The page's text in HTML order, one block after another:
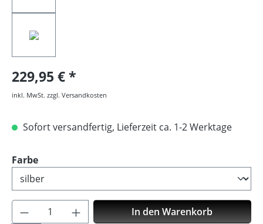
229,95 €
inkl. MwSt. zzgl. Versandkosten
Sofort versandfertig, Lieferzeit ca. 1-2 Werktage
Farbeauswählen
Produkt Anzahl: Gib den gewünschten
In den Warenkorb